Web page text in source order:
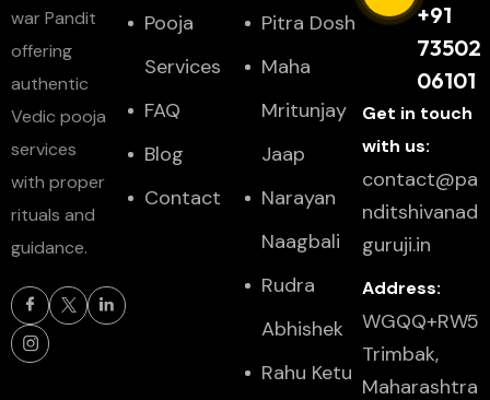
war Pandit
offering
authentic
Vedic pooja
services
with proper
rituals and
guidance.
Pooja
Services
FAQ
Blog
Contact
Pitra Dosh
Maha
Mritunjay
Jaap
Narayan
Naagbali
Rudra
Abhishek
Rahu Ketu
+91
73502
06101
Get in touch
with us:
contact@pa
nditshivanad
guruji.in
Address:
WGQQ+RW5
Trimbak,
Maharashtra